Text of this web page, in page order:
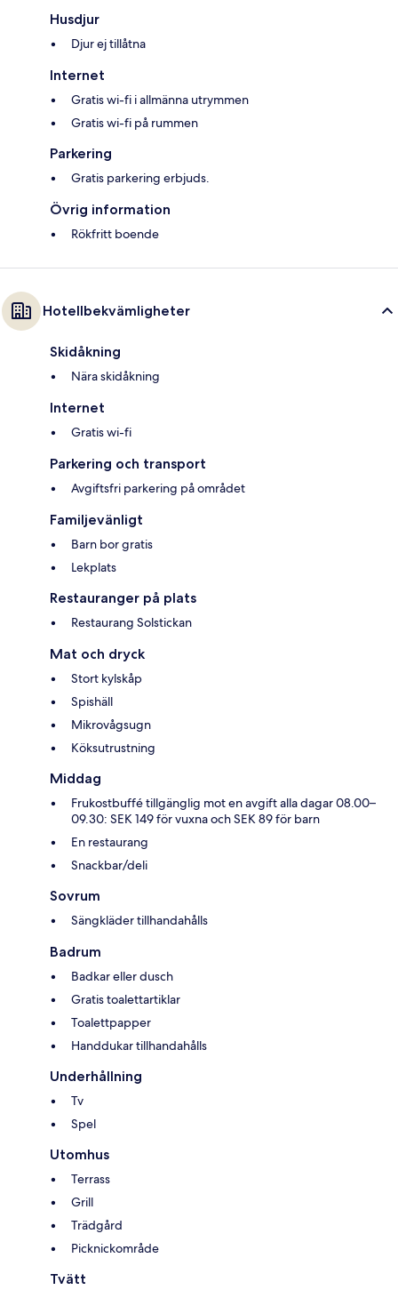
Husdjur
Djur ej tillåtna
Internet
Gratis wi-fi i allmänna utrymmen
Gratis wi-fi på rummen
Parkering
Gratis parkering erbjuds.
Övrig information
Rökfritt boende
Hotellbekvämligheter
Skidåkning
Nära skidåkning
Internet
Gratis wi-fi
Parkering och transport
Avgiftsfri parkering på området
Familjevänligt
Barn bor gratis
Lekplats
Restauranger på plats
Restaurang Solstickan
Mat och dryck
Stort kylskåp
Spishäll
Mikrovågsugn
Köksutrustning
Middag
Frukostbuffé tillgänglig mot en avgift alla dagar 08.00–
09.30: SEK 149 för vuxna och SEK 89 för barn
En restaurang
Snackbar/deli
Sovrum
Sängkläder tillhandahålls
Badrum
Badkar eller dusch
Gratis toalettartiklar
Toalettpapper
Handdukar tillhandahålls
Underhållning
Tv
Spel
Utomhus
Terrass
Grill
Trädgård
Picknickområde
Tvätt